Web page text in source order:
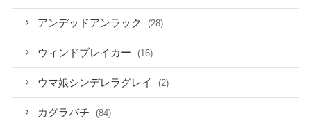
アンデッドアンラック (28)
ウィンドブレイカー (16)
ウマ娘シンデレラグレイ (2)
カグラバチ (84)